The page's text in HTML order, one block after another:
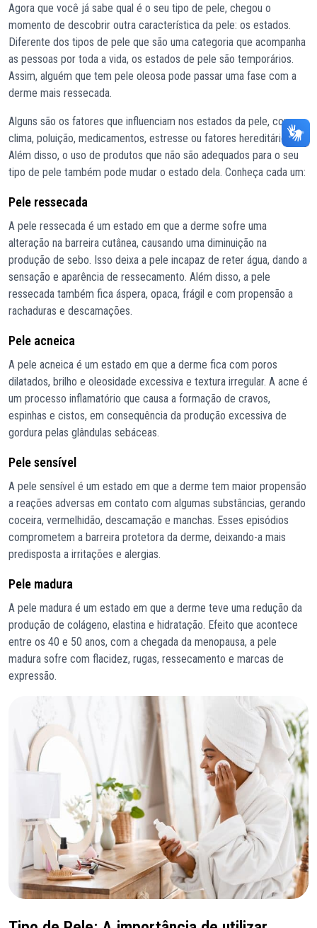
Agora que você já sabe qual é o seu tipo de pele, chegou o
momento de descobrir outra característica da pele: os estados.
Diferente dos tipos de pele que são uma categoria que acompanha
as pessoas por toda a vida, os estados de pele são temporários.
Assim, alguém que tem pele oleosa pode passar uma fase com a
derme mais ressecada.
Alguns são os fatores que influenciam nos estados da pele, como:
clima, poluição, medicamentos, estresse ou fatores hereditários.
Além disso, o uso de produtos que não são adequados para o seu
tipo de pele também pode mudar o estado dela. Conheça cada um:
Pele ressecada
A pele ressecada é um estado em que a derme sofre uma
alteração na barreira cutânea, causando uma diminuição na
produção de sebo. Isso deixa a pele incapaz de reter água, dando a
sensação e aparência de ressecamento. Além disso, a pele
ressecada também fica áspera, opaca, frágil e com propensão a
rachaduras e descamações.
Pele acneica
A pele acneica é um estado em que a derme fica com poros
dilatados, brilho e oleosidade excessiva e textura irregular. A acne é
um processo inflamatório que causa a formação de cravos,
espinhas e cistos, em consequência da produção excessiva de
gordura pelas glândulas sebáceas.
Pele sensível
A pele sensível é um estado em que a derme tem maior propensão
a reações adversas em contato com algumas substâncias, gerando
coceira, vermelhidão, descamação e manchas. Esses episódios
comprometem a barreira protetora da derme, deixando-a mais
predisposta a irritações e alergias.
Pele madura
A pele madura é um estado em que a derme teve uma redução da
produção de colágeno, elastina e hidratação. Efeito que acontece
entre os 40 e 50 anos, com a chegada da menopausa, a pele
madura sofre com flacidez, rugas, ressecamento e marcas de
expressão.